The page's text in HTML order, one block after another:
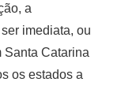
a
imediata, ou
Santa Catarina
os estados a